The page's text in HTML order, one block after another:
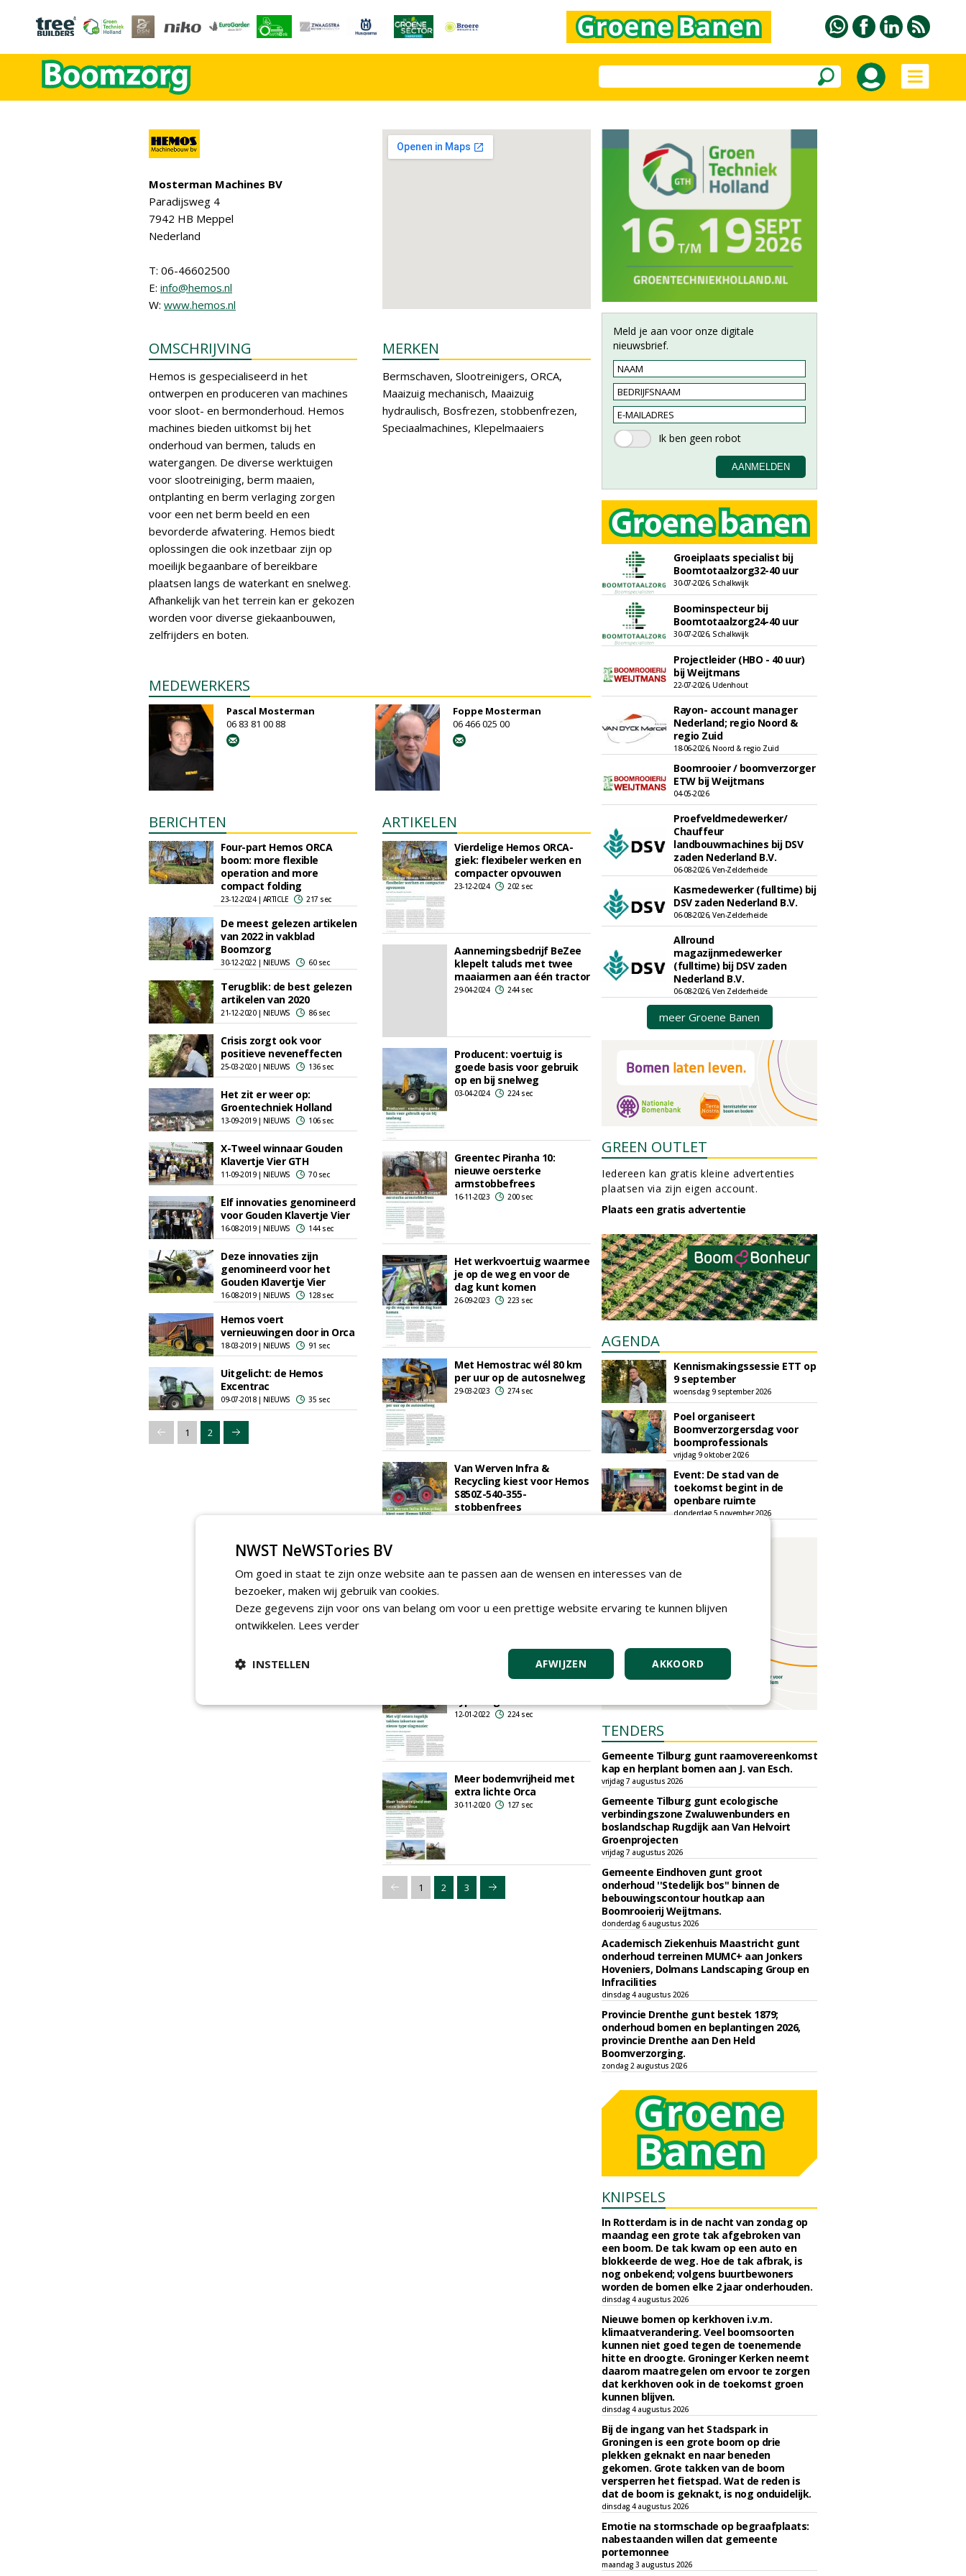
Mosterman Machines BV
Paradijsweg 4
7942 HB Meppel
Nederland
T: 06-46602500
E: info@hemos.nl
W: www.hemos.nl
OMSCHRIJVING
Hemos is gespecialiseerd in het
ontwerpen en produceren van machines
voor sloot- en bermonderhoud. Hemos
machines bieden uitkomst bij het
onderhoud van bermen, taluds en
watergangen. De diverse werktuigen
voor slootreiniging, berm maaien,
ontplanting en berm verlaging zorgen
voor een net berm beeld en een
bevorderde afwatering. Hemos biedt
oplossingen die ook inzetbaar zijn op
moeilijk begaanbare of bereikbare
plaatsen langs de waterkant en snelweg.
Afhankelijk van het terrein kan er gekozen
worden voor diverse giekaanbouwen,
zelfrijders en boten.
MERKEN
Bermschaven, Slootreinigers, ORCA,
Maaizuig mechanisch, Maaizuig
hydraulisch, Bosfrezen, stobbenfrezen,
Speciaalmachines, Klepelmaaiers
MEDEWERKERS
Pascal Mosterman
06 83 81 00 88
Foppe Mosterman
06 466 025 00
BERICHTEN
Four-part Hemos ORCA
boom: more flexible
operation and more
compact folding
23-12-2024 | ARTICLE 217 sec
De meest gelezen artikelen
van 2022 in vakblad
Boomzorg
30-12-2022 | NIEUWS 60 sec
Terugblik: de best gelezen
artikelen van 2020
21-12-2020 | NIEUWS 86 sec
Crisis zorgt ook voor
positieve neveneffecten
25-03-2020 | NIEUWS 136 sec
Het zit er weer op:
Groentechniek Holland
13-09-2019 | NIEUWS 106 sec
X-Tweel winnaar Gouden
Klavertje Vier GTH
11-09-2019 | NIEUWS 70 sec
Elf innovaties genomineerd
voor Gouden Klavertje Vier
16-08-2019 | NIEUWS 144 sec
Deze innovaties zijn
genomineerd voor het
Gouden Klavertje Vier
16-08-2019 | NIEUWS 128 sec
Hemos voert
vernieuwingen door in Orca
18-03-2019 | NIEUWS 91 sec
Uitgelicht: de Hemos
Excentrac
09-07-2018 | NIEUWS 35 sec
1 2
ARTIKELEN
Vierdelige Hemos ORCA-
giek: flexibeler werken en
compacter opvouwen
23-12-2024 202 sec
Aannemingsbedrijf BeZee
klepelt taluds met twee
maaiarmen aan één tractor
29-04-2024 244 sec
Producent: voertuig is
goede basis voor gebruik
op en bij snelweg
03-04-2024 224 sec
Greentec Piranha 10:
nieuwe oersterke
armstobbefrees
16-11-2023 200 sec
Het werkvoertuig waarmee
je op de weg en voor de
dag kunt komen
26-09-2023 223 sec
Met Hemostrac wél 80 km
per uur op de autosnelweg
29-03-2023 274 sec
Van Werven Infra &
Recycling kiest voor Hemos
S850Z-540-355-
stobbenfrees
Takkenslagmaaier met vijf
rotoren scheert in één
netjes op
Met vijf rotors tegelijk
12-01-2022 224 sec
Meer bodemvrijheid met
extra lichte Orca
30-11-2020 127 sec
1 2 3
Meld je aan voor onze digitale
nieuwsbrief.
Groeiplaats specialist bij
Boomtotaalzorg32-40 uur
30-07-2026, Schalkwijk
Boominspecteur bij
Boomtotaalzorg24-40 uur
30-07-2026, Schalkwijk
Projectleider (HBO - 40 uur)
bij Weijtmans
22-07-2026, Udenhout
Rayon- account manager
Nederland; regio Noord &
regio Zuid
18-06-2026, Noord & regio Zuid
Boomrooier / boomverzorger
ETW bij Weijtmans
04-05-2026
Proefveldmedewerker/
Chauffeur
landbouwmachines bij DSV
zaden Nederland B.V.
06-08-2026, Ven-Zelderheide
Kasmedewerker (fulltime) bij
DSV zaden Nederland B.V.
06-08-2026, Ven-Zelderheide
Allround
magazijnmedewerker
(fulltime) bij DSV zaden
Nederland B.V.
06-08-2026, Ven Zelderheide
meer Groene Banen
GREEN OUTLET
Iedereen kan gratis kleine advertenties
plaatsen via zijn eigen account.
Plaats een gratis advertentie
AGENDA
Kennismakingssessie ETT op
9 september
woensdag 9 september 2026
Poel organiseert
Boomverzorgersdag voor
boomprofessionals
vrijdag 9 oktober 2026
Event: De stad van de
toekomst begint in de
openbare ruimte
donderdag 5 november 2026
TENDERS
Gemeente Tilburg gunt raamovereenkomst
kap en herplant bomen aan J. van Esch.
vrijdag 7 augustus 2026
Gemeente Tilburg gunt ecologische
verbindingszone Zwaluwenbunders en
boslandschap Rugdijk aan Van Helvoirt
Groenprojecten
vrijdag 7 augustus 2026
Gemeente Eindhoven gunt groot
onderhoud ''Stedelijk bos'' binnen de
bebouwingscontour houtkap aan
Boomrooierij Weijtmans.
donderdag 6 augustus 2026
Academisch Ziekenhuis Maastricht gunt
onderhoud terreinen MUMC+ aan Jonkers
Hoveniers, Dolmans Landscaping Group en
Infracilities
dinsdag 4 augustus 2026
Provincie Drenthe gunt bestek 1879;
onderhoud bomen en beplantingen 2026,
provincie Drenthe aan Den Held
Boomverzorging.
zondag 2 augustus 2026
KNIPSELS
In Rotterdam is in de nacht van zondag op
maandag een grote tak afgebroken van
een boom. De tak kwam op een auto en
blokkeerde de weg. Hoe de tak afbrak, is
nog onbekend; volgens buurtbewoners
worden de bomen elke 2 jaar onderhouden.
dinsdag 4 augustus 2026
Nieuwe bomen op kerkhoven i.v.m.
klimaatverandering. Veel boomsoorten
kunnen niet goed tegen de toenemende
hitte en droogte. Groninger Kerken neemt
daarom maatregelen om ervoor te zorgen
dat kerkhoven ook in de toekomst groen
kunnen blijven.
dinsdag 4 augustus 2026
Bij de ingang van het Stadspark in
Groningen is een grote boom op drie
plekken geknakt en naar beneden
gekomen. Grote takken van de boom
versperren het fietspad. Wat de reden is
dat de boom is geknakt, is nog onduidelijk.
dinsdag 4 augustus 2026
Emotie na stormschade op begraafplaats:
nabestaanden willen dat gemeente
portemonnee
maandag 3 augustus 2026
NWST NeWSTories BV
Om goed in staat te zijn onze website aan te passen aan de wensen en interesses van de
bezoeker, maken wij gebruik van cookies.
Deze gegevens zijn voor ons van belang om voor u een prettige website ervaring te kunnen blijven
ontwikkelen. Lees verder
AKKOORD
AFWIJZEN
INSTELLEN